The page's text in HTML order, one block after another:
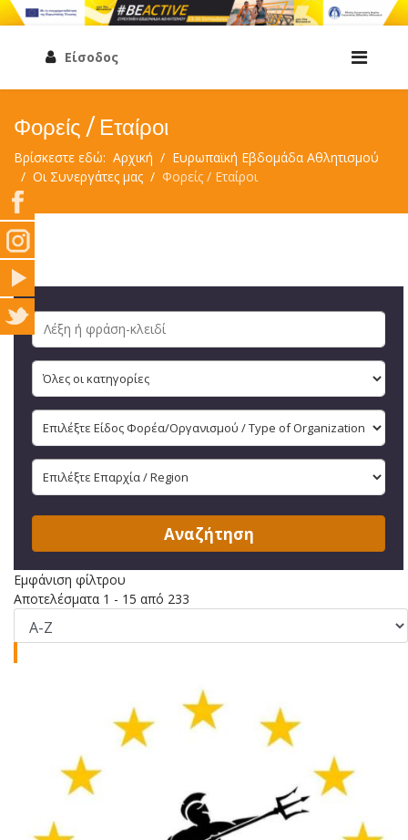
Είσοδος
Φορείς / Εταίροι
Βρίσκεστε εδώ: Αρχική
Ευρωπαϊκή Εβδομάδα Αθλητισμού
Οι Συνεργάτες μας
Φορείς / Εταίροι
Αναζήτηση
Εμφάνιση φίλτρου
Αποτελέσματα 1 - 15 από 233